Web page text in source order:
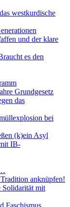
westkurdische
und der klare
es den
Grundgesetz
das
bei
(k)ein Asyl
IB-
anknüpfen!
Solidarität mit
Faschismus